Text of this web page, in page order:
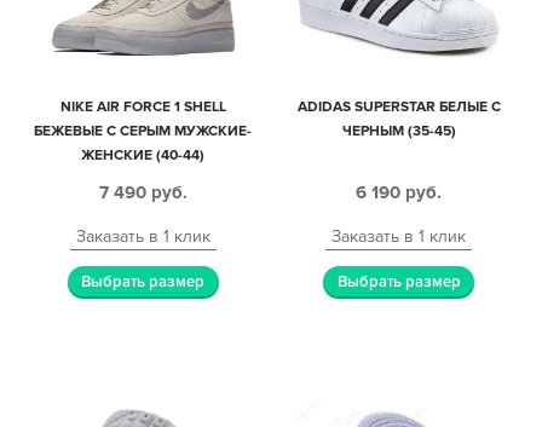
NIKE AIR FORCE 1 SHELL
БЕЖЕВЫЕ С СЕРЫМ МУЖСКИЕ-
ЖЕНСКИЕ (40-44)
7 490 руб.
Заказать в 1 клик
Выбрать размер
ADIDAS SUPERSTAR БЕЛЫЕ С
ЧЕРНЫМ (35-45)
6 190 руб.
Заказать в 1 клик
Выбрать размер